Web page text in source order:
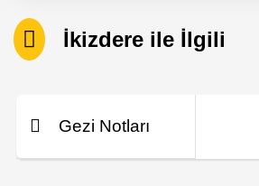
İkizdere ile İlgili
Gezi Notları